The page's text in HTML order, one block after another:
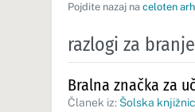
Pojdite nazaj na celoten
razlogi za branje
Bralna značka za
Članek iz: Šolska